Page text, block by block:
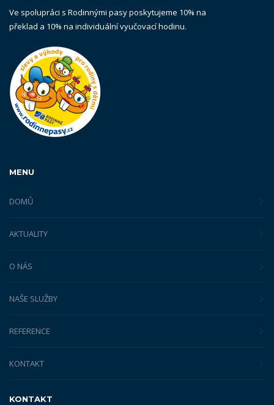
Ve spolupráci s Rodinnými pasy poskytujeme 10% na
překlad a 10% na individuální vyučovací hodinu.
MENU
DOMŮ
AKTUALITY
O NÁS
NAŠE SLUŽBY
REFERENCE
KONTAKT
KONTAKT